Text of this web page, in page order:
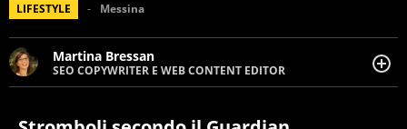
LIFESTYLE Messina
Martina Bressan
SEO COPYWRITER E WEB CONTENT EDITOR
Appassionata di viaggi, di trail running e di yoga, ama
determinata e intraprendente adora leggere ma